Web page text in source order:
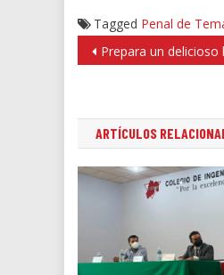
Tagged Penal de
Navegación
de
Prepara un delicioso helado de té matcha o keto de
ARTÍCULOS